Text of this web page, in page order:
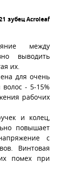
зубец Acroleaf
между
выводить
их.
для очень
- 5-15%
рабочих
и колец,
повышает
с
Винтовая
помех при